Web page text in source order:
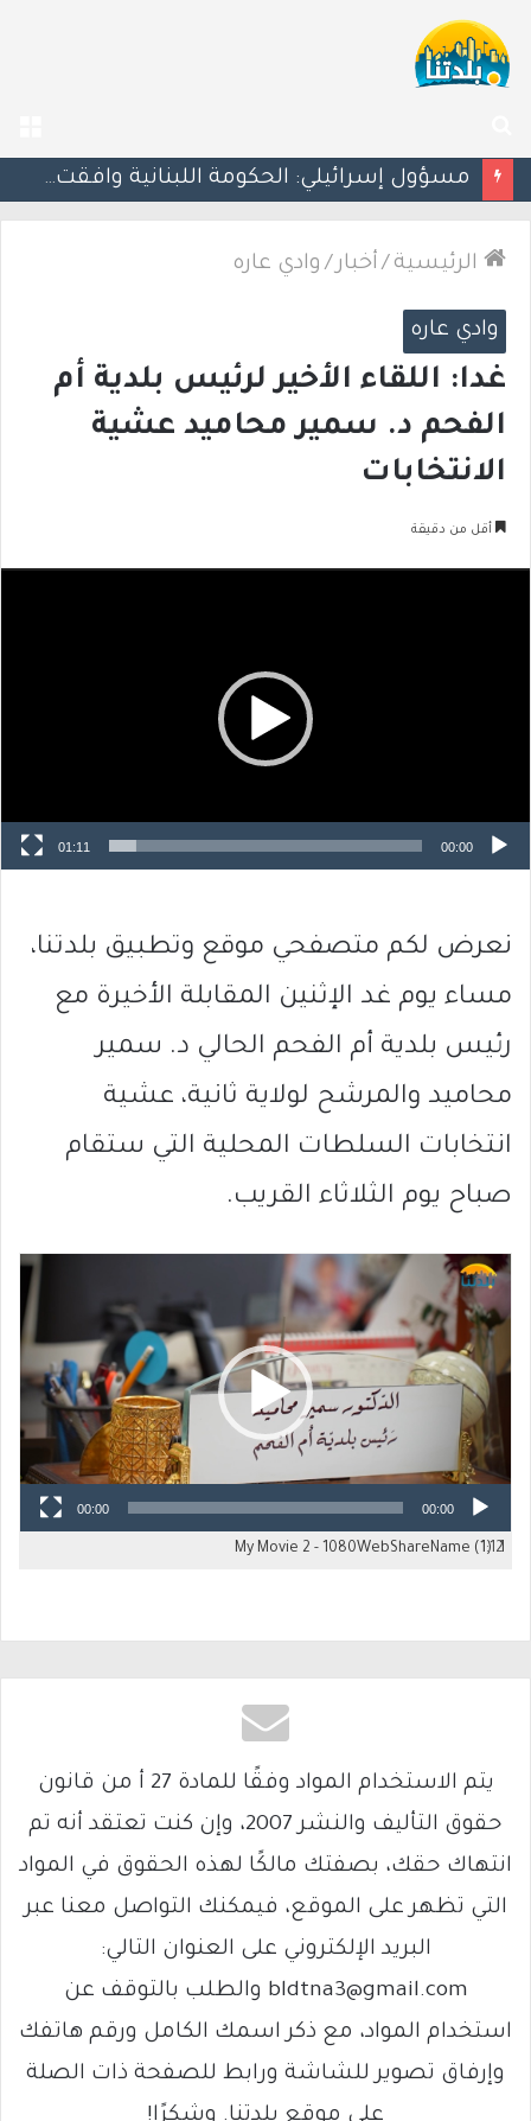
عن
بزشكيان يلوّح بالاستقالة للضغط نحو اتفاق مع واشنطن
الرئيسية / أخبار / وادي عاره
وادي عاره
غدا: اللقاء الأخير لرئيس بلدية أم
الفحم د. سمير محاميد عشية
الانتخابات
أقل من دقيقة
00:00
01:11
نعرض لكم متصفحي موقع وتطبيق بلدتنا،
مساء يوم غد الإثنين المقابلة الأخيرة مع
رئيس بلدية أم الفحم الحالي د. سمير
محاميد والمرشح لولاية ثانية، عشية
انتخابات السلطات المحلية التي ستقام
صباح يوم الثلاثاء القريب.
مشغل
الفيديو
00:00
00:00
1.
My Movie 2 - 1080WebShareName (1)1:12
يتم الاستخدام المواد وفقًا للمادة 27 أ من قانون
حقوق التأليف والنشر 2007، وإن كنت تعتقد أنه تم
انتهاك حقك، بصفتك مالكًا لهذه الحقوق في المواد
التي تظهر على الموقع، فيمكنك التواصل معنا عبر
البريد الإلكتروني على العنوان التالي:
bldtna3@gmail.com والطلب بالتوقف عن
استخدام المواد، مع ذكر اسمك الكامل ورقم هاتفك
وإرفاق تصوير للشاشة ورابط للصفحة ذات الصلة
على موقع بلدتنا. وشكرًا!